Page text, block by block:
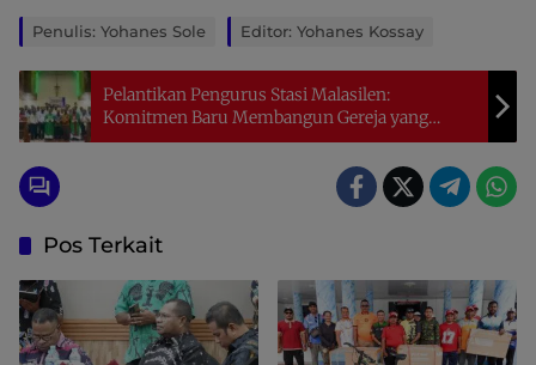
Penulis: Yohanes Sole Editor: Yohanes Kossay
Pelantikan Pengurus Stasi Malasilen:
Komitmen Baru Membangun Gereja yang
Hidup dalam Umat
Pos Terkait